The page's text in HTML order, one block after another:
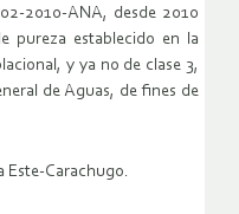
2010-ANA, desde 2010
pureza establecido en la
y ya no de clase 3,
de Aguas, de fines de
Este-Carachugo.